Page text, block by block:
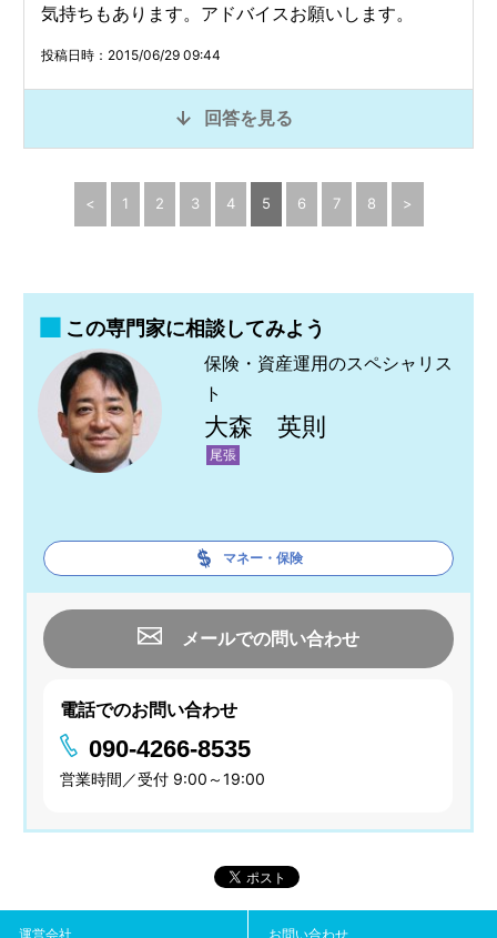
気持ちもあります。アドバイスお願いします。
投稿日時：2015/06/29 09:44
回答を見る
< 1 2 3 4 5 6 7 8 >
この専門家に相談してみよう
保険・資産運用のスペシャリス
ト
大森 英則
尾張
マネー・保険
メールでの問い合わせ
電話でのお問い合わせ
090-4266-8535
営業時間／受付 9:00～19:00
運営会社 お問い合わせ